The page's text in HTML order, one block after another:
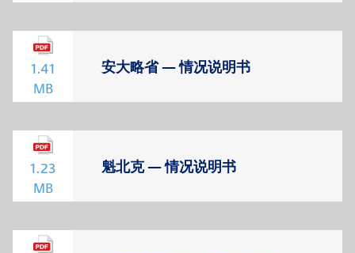
1.41
MB
安大略省 — 情况说明书
1.23
MB
魁北克 — 情况说明书